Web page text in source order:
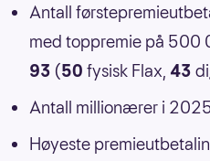
Antall
med toppremie på 500
93 (50 fysisk Flax, 43
Antall millionærer i
Høyeste